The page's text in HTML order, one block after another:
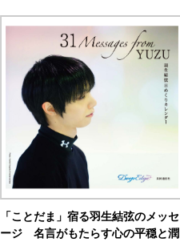
「ことだま」宿る羽生結弦のメッセ
ージ 名言がもたらす心の平穏と潤